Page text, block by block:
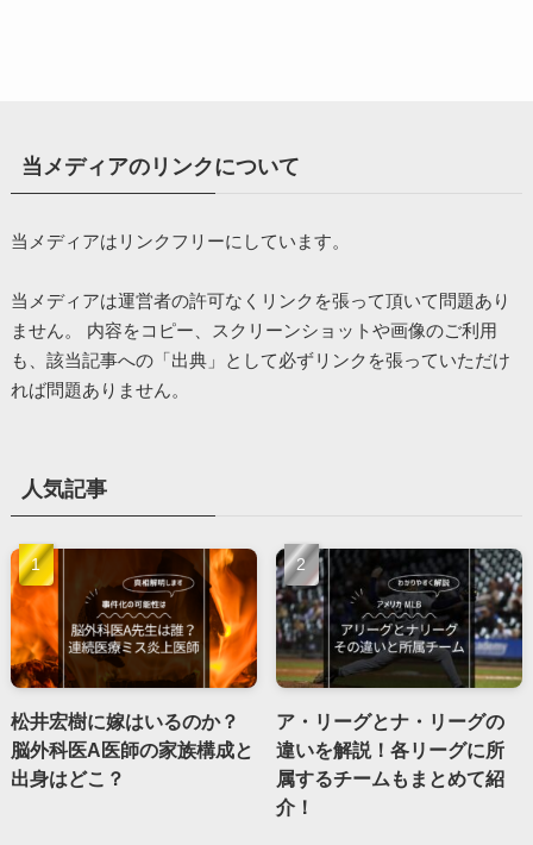
当メディアのリンクについて
当メディアはリンクフリーにしています。
当メディアは運営者の許可なくリンクを張って頂いて問題あり
ません。 内容をコピー、スクリーンショットや画像のご利用
も、該当記事への「出典」として必ずリンクを張っていただけ
れば問題ありません。
人気記事
松井宏樹に嫁はいるのか？
脳外科医A医師の家族構成と
出身はどこ？
ア・リーグとナ・リーグの
違いを解説！各リーグに所
属するチームもまとめて紹
介！